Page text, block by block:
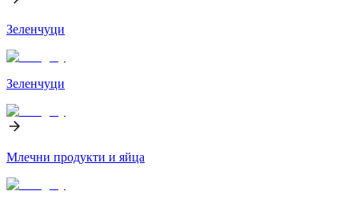
Зеленчуци
Зеленчуци
Млечни продукти и яйца